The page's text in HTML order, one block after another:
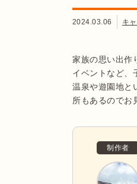
2024.03.06 キ
家族の思い出作
イベントなど、
温泉や遊園地と
所もあるのでお
制作者